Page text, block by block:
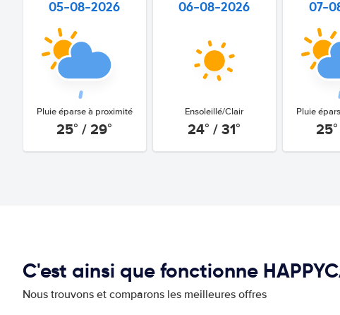
05-08-2026
Pluie éparse à proximité
25° / 29°
06-08-2026
Ensoleillé/Clair
24° / 31°
07-
Pluie
C'est ainsi que fonctionne
Nous trouvons et comparons les meilleures offres